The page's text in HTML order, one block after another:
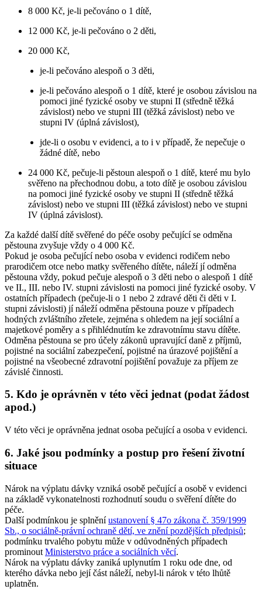
8 000 Kč, je-li pečováno o 1 dítě,
12 000 Kč, je-li pečováno o 2 děti,
20 000 Kč,
je-li pečováno alespoň o 3 děti,
je-li pečováno alespoň o 1 dítě, které je osobou závislou na
pomoci jiné fyzické osoby ve stupni II (středně těžká
závislost) nebo ve stupni III (těžká závislost) nebo ve
stupni IV (úplná závislost),
jde-li o osobu v evidenci, a to i v případě, že nepečuje o
žádné dítě, nebo
24 000 Kč, pečuje-li pěstoun alespoň o 1 dítě, které mu bylo
svěřeno na přechodnou dobu, a toto dítě je osobou závislou
na pomoci jiné fyzické osoby ve stupni II (středně těžká
závislost) nebo ve stupni III (těžká závislost) nebo ve stupni
IV (úplná závislost).
Za každé další dítě svěřené do péče osoby pečující se odměna
pěstouna zvyšuje vždy o 4 000 Kč.
Pokud je osoba pečující nebo osoba v evidenci rodičem nebo
prarodičem otce nebo matky svěřeného dítěte, náleží jí odměna
pěstouna vždy, pokud pečuje alespoň o 3 děti nebo o alespoň 1 dítě
ve II., III. nebo IV. stupni závislosti na pomoci jiné fyzické osoby. V
ostatních případech (pečuje-li o 1 nebo 2 zdravé děti či děti v I.
stupni závislosti) jí náleží odměna pěstouna pouze v případech
hodných zvláštního zřetele, zejména s ohledem na její sociální a
majetkové poměry a s přihlédnutím ke zdravotnímu stavu dítěte.
Odměna pěstouna se pro účely zákonů upravující daně z příjmů,
pojistné na sociální zabezpečení, pojistné na úrazové pojištění a
pojistné na všeobecné zdravotní pojištění považuje za příjem ze
závislé činnosti.
5. Kdo je oprávněn v této věci jednat (podat žádost
apod.)
V této věci je oprávněna jednat osoba pečující a osoba v evidenci.
6. Jaké jsou podmínky a postup pro řešení životní
situace
Nárok na výplatu dávky vzniká osobě pečující a osobě v evidenci
na základě vykonatelnosti rozhodnutí soudu o svěření dítěte do
péče.
Další podmínkou je splněníustanovení § 47o zákona č. 359/1999
Sb., o sociálně-právní ochraně dětí, ve znění pozdějších předpisů;
podmínku trvalého pobytu může v odůvodněných případech
prominout Ministerstvo práce a sociálních věcí.
Nárok na výplatu dávky zaniká uplynutím 1 roku ode dne, od
kterého dávka nebo její část náleží, nebyl-li nárok v této lhůtě
uplatněn.